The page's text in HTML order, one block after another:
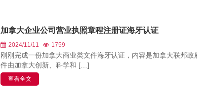
加拿大企业公司营业执照章程注册证海牙认证
2024/11/11 1759
刚刚完成一份加拿大商业类文件海牙认证，内容是加拿大联邦
件由加拿大创新、科学和 […]
查看全文